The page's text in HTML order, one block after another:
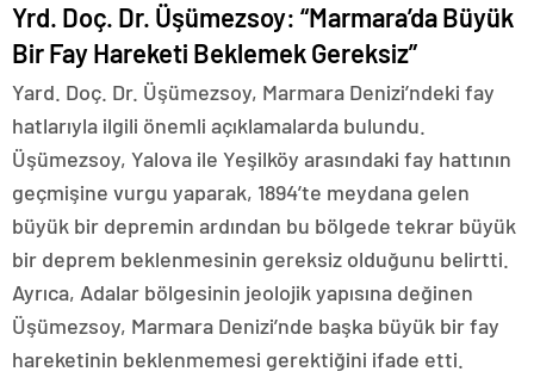
Yrd. Doç. Dr. Üşümezsoy: “Marmara’da Büyük
Bir Fay Hareketi Beklemek Gereksiz”
Yard. Doç. Dr. Üşümezsoy, Marmara Denizi’ndeki fay
hatlarıyla ilgili önemli açıklamalarda bulundu.
Üşümezsoy, Yalova ile Yeşilköy arasındaki fay hattının
geçmişine vurgu yaparak, 1894’te meydana gelen
büyük bir depremin ardından bu bölgede tekrar büyük
bir deprem beklenmesinin gereksiz olduğunu belirtti.
Ayrıca, Adalar bölgesinin jeolojik yapısına değinen
Üşümezsoy, Marmara Denizi’nde başka büyük bir fay
hareketinin beklenmemesi gerektiğini ifade etti.